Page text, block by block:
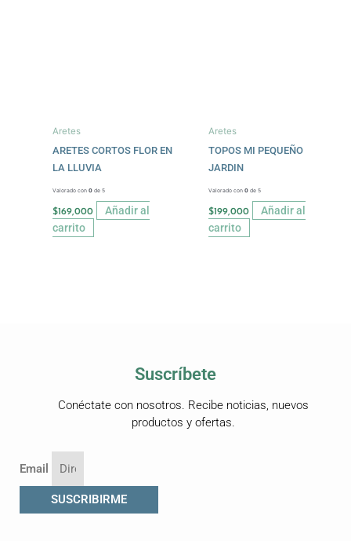
Aretes
ARETES CORTOS FLOR EN
LA LLUVIA
Valorado con0 de 5
$169,000
Añadir al
carrito
Aretes
TOPOS MI PEQUEÑO
JARDIN
Valorado con 0de 5
$199,000
Añadir al
carrito
Suscríbete
Conéctate con nosotros. Recibe noticias, nuevos
productos y ofertas.
Email
SUSCRIBIRME